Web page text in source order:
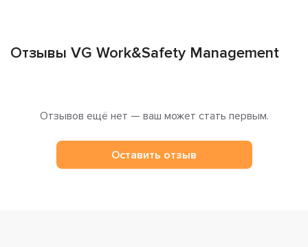
Отзывы VG Work&Safety Management
Отзывов ещё нет — ваш может стать первым.
Оставить отзыв